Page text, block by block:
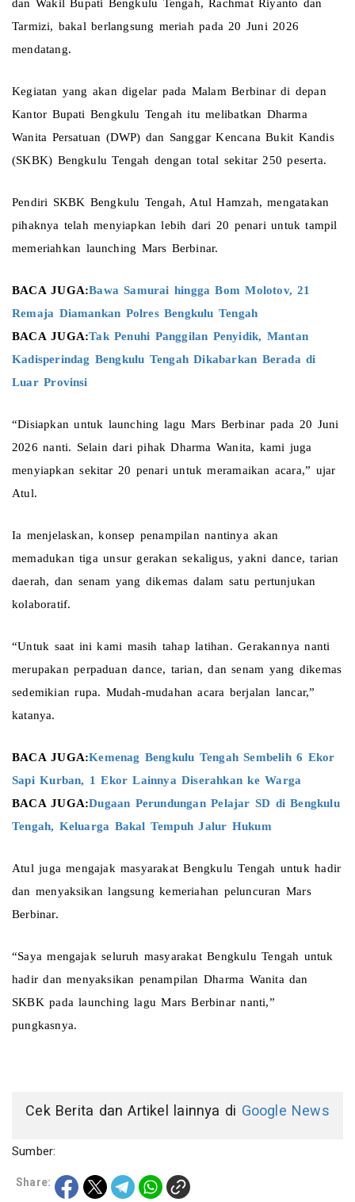
dan Wakil Bupati Bengkulu Tengah, Rachmat Riyanto dan
Tarmizi, bakal berlangsung meriah pada 20 Juni 2026
mendatang.
Kegiatan yang akan digelar pada Malam Berbinar di depan
Kantor Bupati Bengkulu Tengah itu melibatkan Dharma
Wanita Persatuan (DWP) dan Sanggar Kencana Bukit Kandis
(SKBK) Bengkulu Tengah dengan total sekitar 250 peserta.
Pendiri SKBK Bengkulu Tengah, Atul Hamzah, mengatakan
pihaknya telah menyiapkan lebih dari 20 penari untuk tampil
memeriahkan launching Mars Berbinar.
BACA JUGA:Bawa Samurai hingga Bom Molotov, 21
Remaja Diamankan Polres Bengkulu Tengah
BACA JUGA:Tak Penuhi Panggilan Penyidik, Mantan
Kadisperindag Bengkulu Tengah Dikabarkan Berada di
Luar Provinsi
“Disiapkan untuk launching lagu Mars Berbinar pada 20 Juni
2026 nanti. Selain dari pihak Dharma Wanita, kami juga
menyiapkan sekitar 20 penari untuk meramaikan acara,” ujar
Atul.
Ia menjelaskan, konsep penampilan nantinya akan
memadukan tiga unsur gerakan sekaligus, yakni dance, tarian
daerah, dan senam yang dikemas dalam satu pertunjukan
kolaboratif.
“Untuk saat ini kami masih tahap latihan. Gerakannya nanti
merupakan perpaduan dance, tarian, dan senam yang dikemas
sedemikian rupa. Mudah-mudahan acara berjalan lancar,”
katanya.
BACA JUGA:Kemenag Bengkulu Tengah Sembelih 6 Ekor
Sapi Kurban, 1 Ekor Lainnya Diserahkan ke Warga
BACA JUGA:Dugaan Perundungan Pelajar SD di Bengkulu
Tengah, Keluarga Bakal Tempuh Jalur Hukum
Atul juga mengajak masyarakat Bengkulu Tengah untuk hadir
dan menyaksikan langsung kemeriahan peluncuran Mars
Berbinar.
“Saya mengajak seluruh masyarakat Bengkulu Tengah untuk
hadir dan menyaksikan penampilan Dharma Wanita dan
SKBK pada launching lagu Mars Berbinar nanti,”
pungkasnya.
Cek Berita dan Artikel lainnya di Google News
Sumber:
Share: